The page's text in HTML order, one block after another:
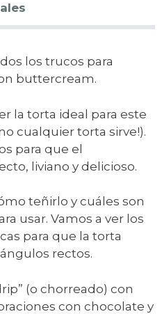
los trucos para
buttercream.
la torta ideal para este
cualquier torta sirve!).
para que el
liviano y delicioso.
teñirlo y cuáles son
usar. Vamos a ver los
para que la torta
rectos.
(o chorreado) con
con chocolate y